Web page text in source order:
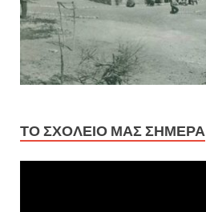
ΤΟ ΣΧΟΛΕΊΟ ΜΑΣ ΣΉΜΕΡΑ